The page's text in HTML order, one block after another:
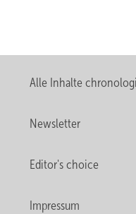
Alle Inhalte
Newsletter
Editor's choice
Impressum